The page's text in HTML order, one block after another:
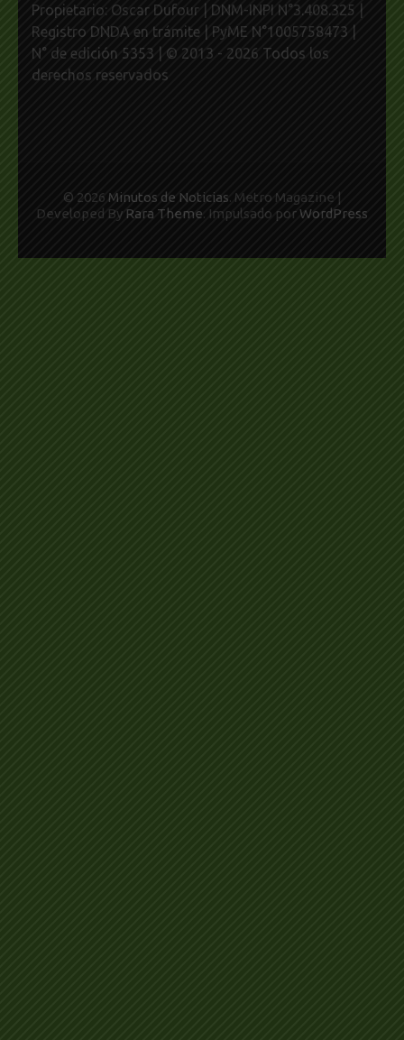
Propietario: Oscar Dufour | DNM-INPI N°3.408.325 |
Registro DNDA en trámite | PyME N°1005758473 |
N° de edición 5353 | © 2013 - 2026 Todos los
derechos reservados
© 2026 Minutos de Noticias. Metro Magazine |
Developed By Rara Theme. Impulsado por WordPress